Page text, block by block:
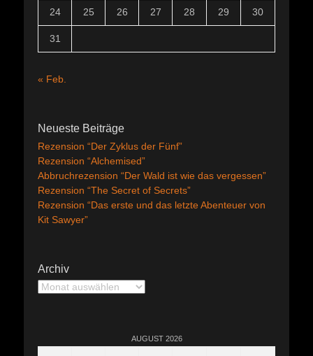
24 25 26 27 28 29 30
31
« Feb.
Neueste Beiträge
Rezension “Der Zyklus der Fünf”
Rezension “Alchemised”
Abbruchrezension “Der Wald ist wie das vergessen”
Rezension “The Secret of Secrets”
Rezension “Das erste und das letzte Abenteuer von
Kit Sawyer”
Archiv
Archiv
AUGUST 2026